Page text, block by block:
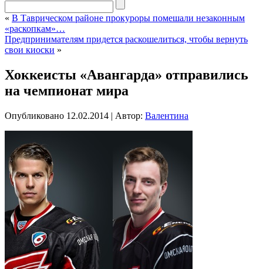
« В Таврическом районе прокуроры помешали незаконным
«раскопкам»…
Предпринимателям придется раскошелиться, чтобы вернуть
свои киоски »
Хоккеисты «Авангарда» отправились
на чемпионат мира
Опубликовано 12.02.2014 | Автор: Валентина